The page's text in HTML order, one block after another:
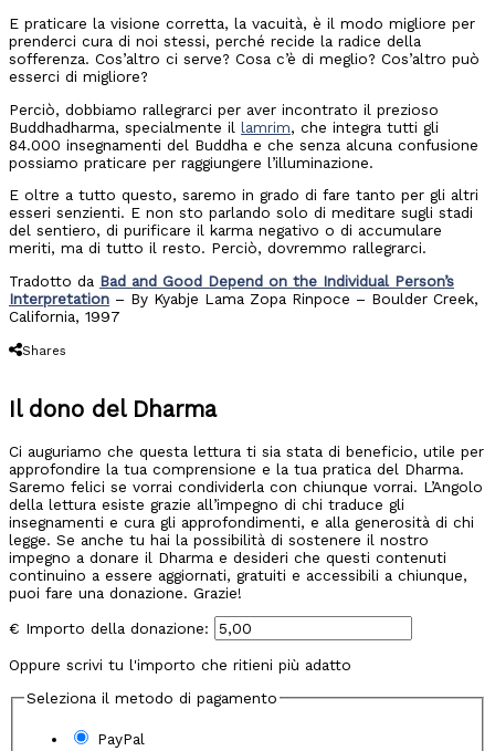
E praticare la visione corretta, la vacuità, è il modo migliore per
prenderci cura di noi stessi, perché recide la radice della
sofferenza. Cos’altro ci serve? Cosa c’è di meglio? Cos’altro può
esserci di migliore?
Perciò, dobbiamo rallegrarci per aver incontrato il prezioso
Buddhadharma, specialmente il lamrim, che integra tutti gli
84.000 insegnamenti del Buddha e che senza alcuna confusione
possiamo praticare per raggiungere l’illuminazione.
E oltre a tutto questo, saremo in grado di fare tanto per gli altri
esseri senzienti. E non sto parlando solo di meditare sugli stadi
del sentiero, di purificare il karma negativo o di accumulare
meriti, ma di tutto il resto. Perciò, dovremmo rallegrarci.
Tradotto da Bad and Good Depend on the Individual Person’s
Interpretation – By Kyabje Lama Zopa Rinpoce – Boulder Creek,
California, 1997
Shares
Il dono del Dharma
Ci auguriamo che questa lettura ti sia stata di beneficio, utile per
approfondire la tua comprensione e la tua pratica del Dharma.
Saremo felici se vorrai condividerla con chiunque vorrai. L’Angolo
della lettura esiste grazie all’impegno di chi traduce gli
insegnamenti e cura gli approfondimenti, e alla generosità di chi
legge. Se anche tu hai la possibilità di sostenere il nostro
impegno a donare il Dharma e desideri che questi contenuti
continuino a essere aggiornati, gratuiti e accessibili a chiunque,
puoi fare una donazione. Grazie!
€ Importo della donazione:
Oppure scrivi tu l'importo che ritieni più adatto
Seleziona il metodo di pagamento
PayPal